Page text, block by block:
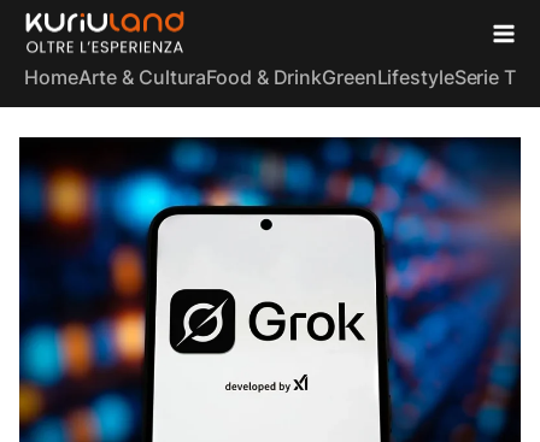
HomeArte & CulturaFood & DrinkGreenLifestyleSerie TV